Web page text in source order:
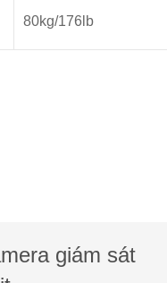
80kg/176lb
giám sát